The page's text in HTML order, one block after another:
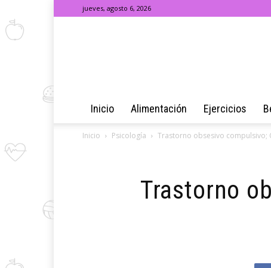
jueves, agosto 6, 2026
Inicio Alimentación Ejercicios
Inicio Psicología Trastorno obsesivo compulsivo;
Trastorno